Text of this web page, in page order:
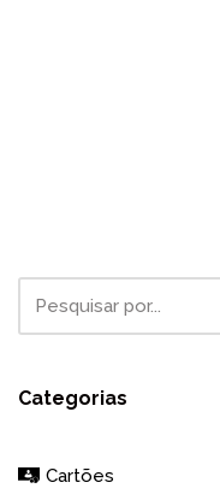
Categorias
Cartões